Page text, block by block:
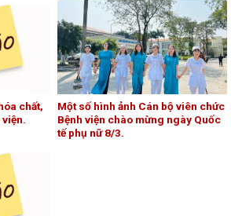
chất,
viện.
Một số hình ảnh Cán bộ viên chức
Bệnh viện chào mừng ngày Quốc
tế phụ nữ 8/3.